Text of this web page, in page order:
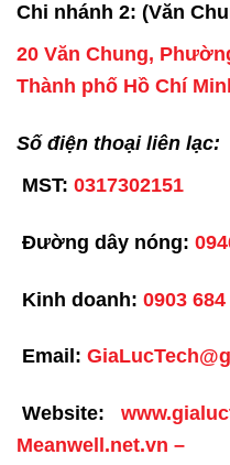
Chi nhánh 2: (Văn
20 Văn Chung,
Thành phố Hồ Chí
Số điện thoại liên lạc:
MST: 0317302151
Đường dây nóng:
Kinh doanh: 0903 684
Email:
Website:
Meanwell.net.vn –